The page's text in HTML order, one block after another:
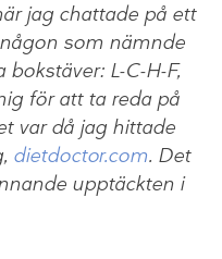
jag chattade på ett
som nämnde
bokstäver: L-C-H-F,
för att ta reda på
var då jag hittade
dietdoctor.com. Det
upptäckten i